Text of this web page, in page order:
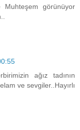
Muhteşem görünüyor
ağız tadının
ve sevgiler..Hayırlı